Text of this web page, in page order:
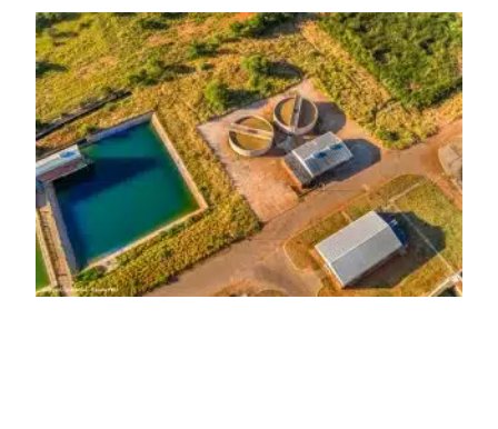
melhora as condições de saúde pública.